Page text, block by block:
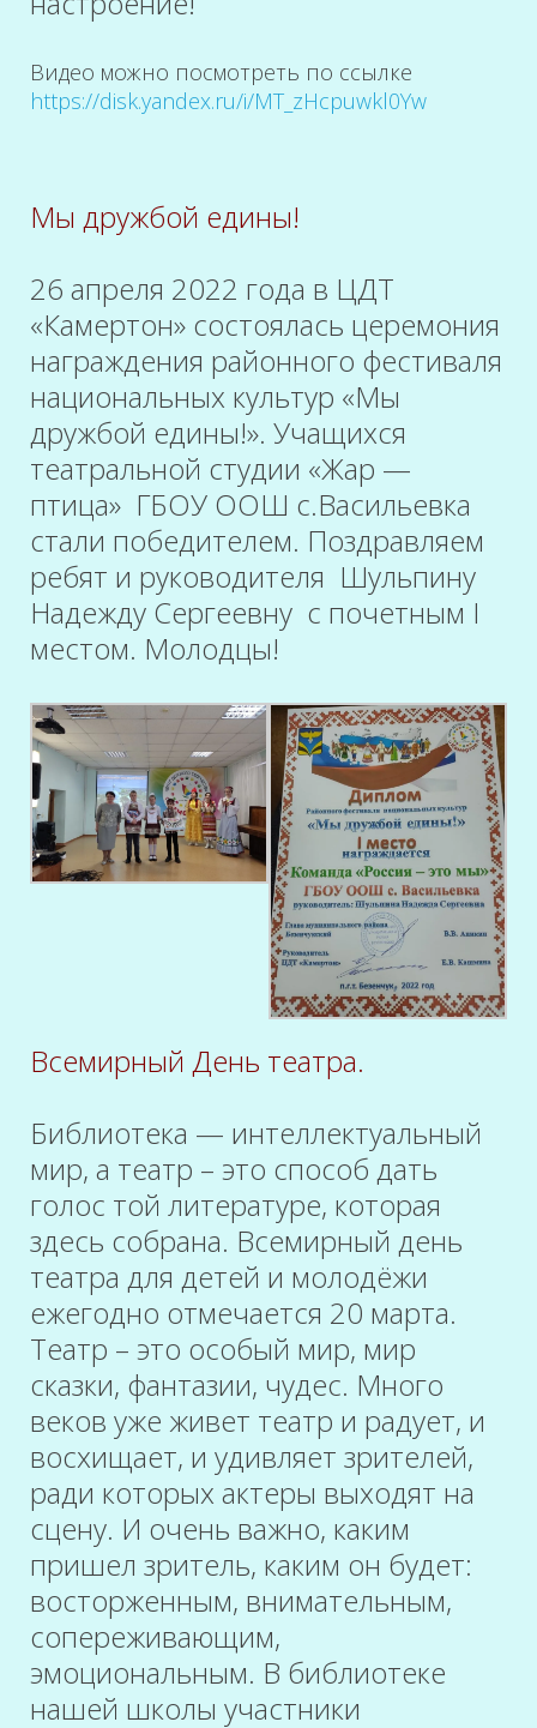
Видео можно посмотреть по ссылке
https://disk.yandex.ru/i/MT_zHcpuwkl0Yw
Мы дружбой едины!
26 апреля 2022 года в ЦДТ
«Камертон» состоялась церемония
награждения районного фестиваля
национальных культур «Мы
дружбой едины!». Учащихся
театральной студии «Жар —
птица» ГБОУ ООШ с.Васильевка
стали победителем. Поздравляем
ребят и руководителя Шульпину
Надежду Сергеевну с почетным I
местом. Молодцы!
Всемирный День театра.
Библиотека — интеллектуальный
мир, а театр – это способ дать
голос той литературе, которая
здесь собрана. Всемирный день
театра для детей и молодёжи
ежегодно отмечается 20 марта.
Театр – это особый мир, мир
сказки, фантазии, чудес. Много
веков уже живет театр и радует, и
восхищает, и удивляет зрителей,
ради которых актеры выходят на
сцену. И очень важно, каким
пришел зритель, каким он будет:
восторженным, внимательным,
сопереживающим,
эмоциональным. В библиотеке
нашей школы участники